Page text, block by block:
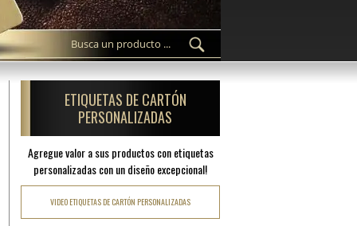
ETIQUETAS DE CARTÓN
PERSONALIZADAS
Agregue valor a sus productos con etiquetas
personalizadas con un diseño excepcional!
VIDEO ETIQUETAS DE CARTÓN PERSONALIZADAS